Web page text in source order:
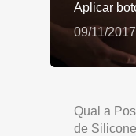
Aplicar
09/11/2017
Qual a
de